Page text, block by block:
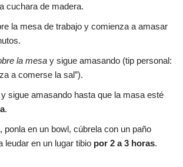
cuchara de madera.
la mesa de trabajo y comienza a amasar
la mesa y sigue amasando (tip personal:
a comerse la sal”).
sigue amasando hasta que la masa esté
.
ponla en un bowl, cúbrela con un paño
leudar en un lugar tibio por 2 a 3 horas.